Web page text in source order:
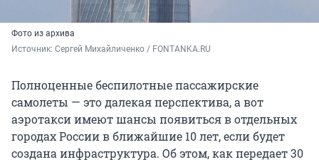
Фото из архива
Источник: Сергей Михайличенко / FONTANKA.RU
Полноценные беспилотные пассажирские
самолеты — это далекая перспектива, а вот
аэротакси имеют шансы появиться в отдельных
городах России в ближайшие 10 лет, если будет
создана инфраструктура. Об этом, как передает 30